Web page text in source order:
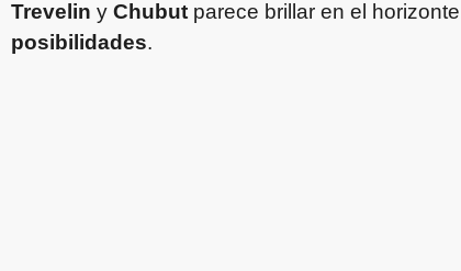
Trevelin y Chubut parece brillar en el
posibilidades.